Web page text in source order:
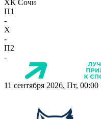
ХК Сочи
П1
-
X
-
П2
-
11 сентября 2026, Пт, 00:00